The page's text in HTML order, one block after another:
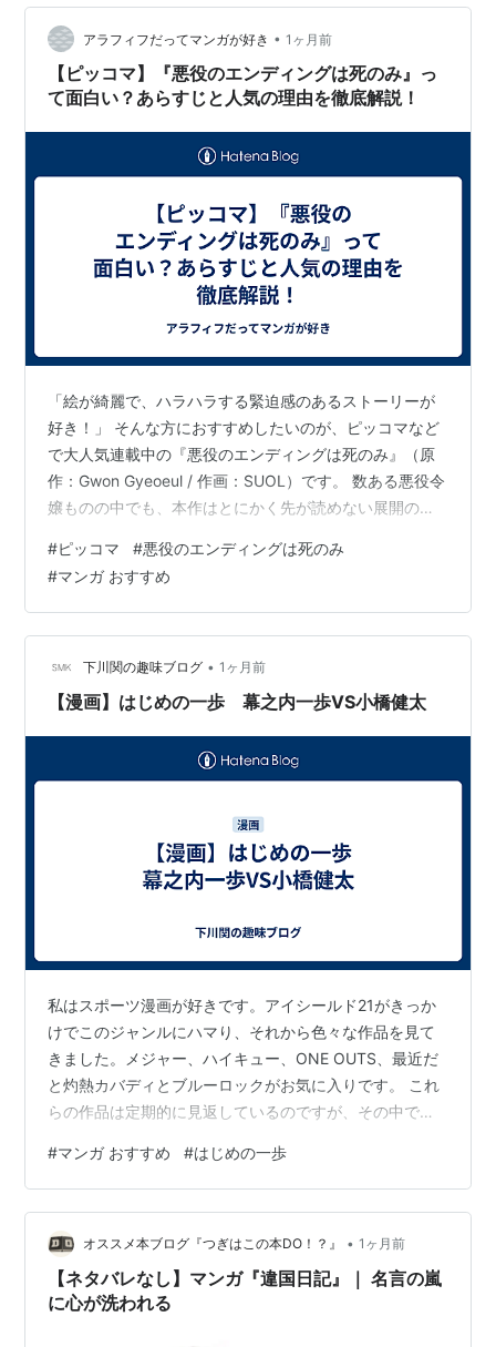
か親子とか言う関係だけでなく、そこには 『大人同士の
シェアハウス』的な感覚で暮らす毎日…かも…
アラフィフだってマンガが好き • 1ヶ月前
【ピッコマ】『悪役のエンディングは死のみ』っ
て面白い？あらすじと人気の理由を徹底解説！
「絵が綺麗で、ハラハラする緊迫感のあるストーリーが
好き！」 そんな方におすすめしたいのが、ピッコマなど
で大人気連載中の『悪役のエンディングは死のみ』（原
作：Gwon Gyeoeul / 作画：SUOL）です。 数ある悪役令
嬢ものの中でも、本作はとにかく先が読めない展開の面
います。今回は、読者を虜にする本作のあらすじや、私
自身が感じたリアルな魅力を分かりやすくご紹介しま
す！ ◆『悪役のエンディングは死のみ』のあらすじ 主人
公の女性は、現実世界で理不尽な家族関係に苦しんでい
ました。ようやく家を出て自立し始めた矢先、流行りの
乙女ゲーム『公女様のラブロ…
#ピッコマ #悪役のエンディングは死のみ
#マンガ おすすめ
下川関の趣味ブログ • 1ヶ月前
【漫画】はじめの一歩 幕之内一歩VS小橋健太
私はスポーツ漫画が好きです。アイシールド21がきっか
けでこのジャンルにハマり、それから色々な作品を見て
きました。メジャー、ハイキュー、ONE OUTS、最近だ
と灼熱カバディとブルーロックがお気に入りです。 これ
らの作品は定期的に見返しているのですが、その中で最
試合でした。アニメですけどね。今回はこの試合につい
て書いてみたいと思います。 はじめの一歩は、いじめら
れっ子だった一歩が自分を変える為にボクシングを始め
て、プロボクサーとして活躍する話です。1989年から連
載が開始され、現在145巻というスポーツ漫画史上最長の
歴史ある作品で、ザ・スポ根な…
#マンガ おすすめ #はじめの一歩
オススメ本ブログ『つぎはこの本DO！？』 • 1ヶ月前
【ネタバレなし】マンガ『違国日記』｜ 名言の嵐
に心が洗われる